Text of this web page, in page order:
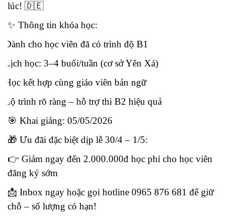
lúc! 🇩🇪
✨ Thông tin khóa học:
Dành cho học viên đã có trình độ B1
Lịch học: 3–4 buổi/tuần (cơ sở Yên Xá)
Học kết hợp cùng giáo viên bản ngữ
Lộ trình rõ ràng – hỗ trợ thi B2 hiệu quả
🎯 Khai giảng: 05/05/2026
🎁 Ưu đãi đặc biệt dịp lễ 30/4 – 1/5:
👉 Giảm ngay đến 2.000.000đ học phí cho học viên
đăng ký sớm
📩 Inbox ngay hoặc gọi hotline 0965 876 681 để giữ
chỗ – số lượng có hạn!